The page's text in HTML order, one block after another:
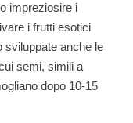
impreziosire i
i frutti esotici
sviluppate anche le
semi, simili a
dopo 10-15